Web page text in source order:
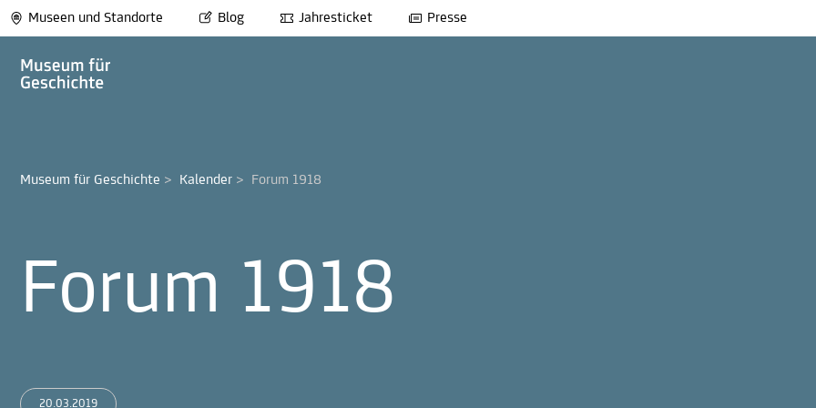
Museen und Standorte Blog Jahresticket Presse
Museum für Geschichte > Kalender > Forum 1918
Forum 1918
20.03.2019